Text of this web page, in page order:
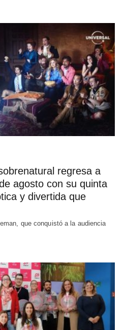
regresa a
agosto con su quinta
y divertida que
que conquistó a la audiencia